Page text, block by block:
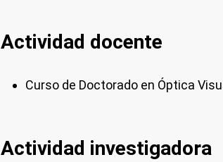
Actividad docente
Curso de Doctorado en Óptica
Actividad investigadora